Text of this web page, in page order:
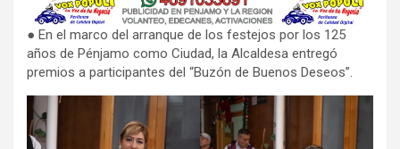
● En el marco del arranque de los festejos por los 125
años de Pénjamo como Ciudad, la Alcaldesa entregó
premios a participantes del “Buzón de Buenos Deseos”.